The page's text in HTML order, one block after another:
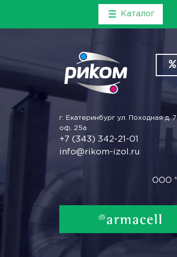
Каталог
г. Екатеринбург ул. Походная д.
оф. 25а
+7 (343) 342-21-01
info@rikom-izol.ru
ООО